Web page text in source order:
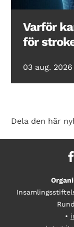
Varför
för
03 aug. 2026
Dela den här
•